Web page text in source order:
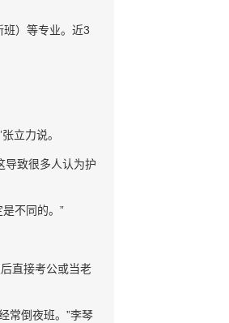
班）等专业。近3
立力说。
致很多人认为护
不同的。”
直接考公或当老
常倒夜班。”李琴